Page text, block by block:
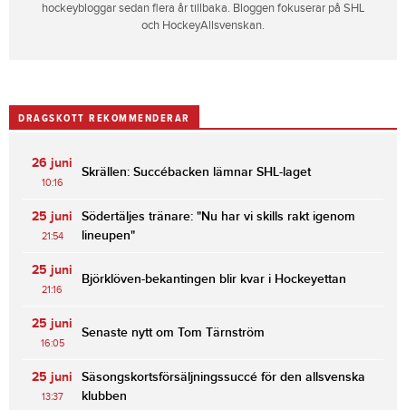
hockeybloggar sedan flera år tillbaka. Bloggen fokuserar på SHL
och HockeyAllsvenskan.
DRAGSKOTT REKOMMENDERAR
26 juni
10:16
Skrällen: Succébacken lämnar SHL-laget
25 juni
21:54
Södertäljes tränare: "Nu har vi skills rakt igenom
lineupen"
25 juni
21:16
Björklöven-bekantingen blir kvar i Hockeyettan
25 juni
16:05
Senaste nytt om Tom Tärnström
25 juni
13:37
Säsongskortsförsäljningssuccé för den allsvenska
klubben